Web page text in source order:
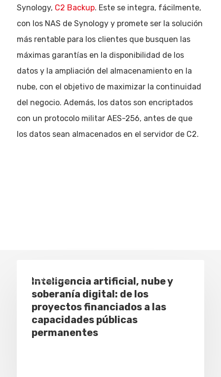
Synology, C2 Backup. Este se integra, fácilmente,
con los NAS de Synology y promete ser la solución
más rentable para los clientes que busquen las
máximas garantías en la disponibilidad de los
datos y la ampliación del almacenamiento en la
nube, con el objetivo de maximizar la continuidad
del negocio. Además, los datos son encriptados
con un protocolo militar AES-256, antes de que
los datos sean almacenados en el servidor de C2.
Especial
Inteligencia artificial, nube y
soberanía digital: de los
proyectos financiados a las
capacidades públicas
permanentes